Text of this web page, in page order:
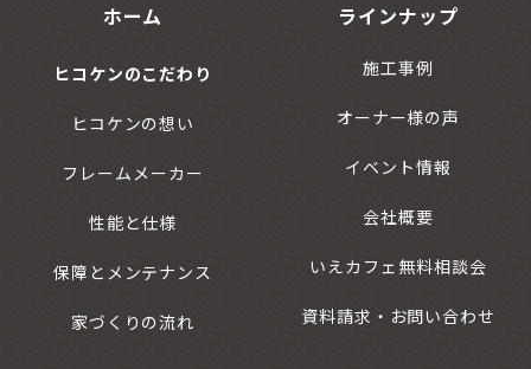
ホーム
ヒコケンのこだわり
ヒコケンの想い
フレームメーカー
性能と仕様
保障とメンテナンス
家づくりの流れ
ラインナップ
施工事例
オーナー様の声
イベント情報
会社概要
いえカフェ無料相談会
資料請求・お問い合わせ